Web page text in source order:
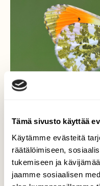
Tämä sivusto käyttää
Käytämme evästeitä
räätälöimiseen,
tukemiseen ja
jaamme sosiaalisen